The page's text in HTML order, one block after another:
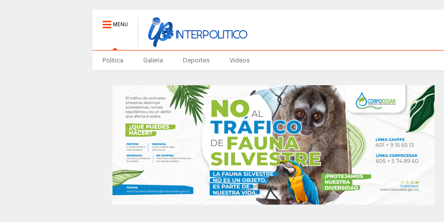
MENU
Politica Galeria Deportes Videos